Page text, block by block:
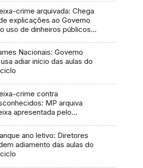
crime arquivada: Chega
explicações ao Governo
uso de dinheiros públicos
Nacionais: Governo
adiar início das aulas do
crime contra
MP arquiva
apresentada pelo
ano letivo: Diretores
adiamento das aulas do